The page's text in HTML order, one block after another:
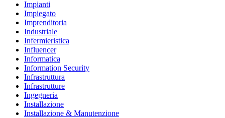
Impianti
Impiegato
Imprenditoria
Industriale
Infermieristica
Influencer
Informatica
Information Security
Infrastruttura
Infrastrutture
Ingegneria
Installazione
Installazione & Manutenzione